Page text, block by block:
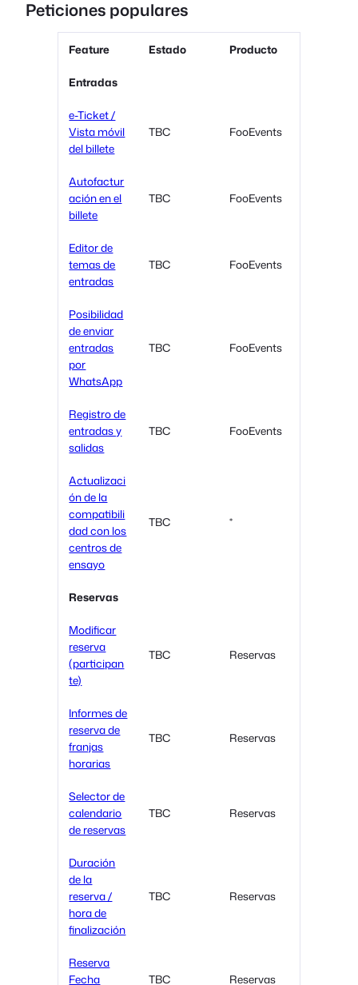
Peticiones populares
Feature Estado Producto
Entradas
e-Ticket /
Vista móvil
del billete
TBC FooEvents
Autofactur
ación en el
billete
TBC FooEvents
Editor de
temas de
entradas
TBC FooEvents
Posibilidad
de enviar
entradas
por
WhatsApp
TBC FooEvents
Registro de
entradas y
salidas
TBC FooEvents
Actualizaci
ón de la
compatibili
dad con los
centros de
ensayo
TBC *
Reservas
Modificar
reserva
(participan
te)
TBC Reservas
Informes de
reserva de
franjas
horarias
TBC Reservas
Selector de
calendario
de reservas
TBC Reservas
Duración
de la
reserva /
hora de
finalización
TBC Reservas
Reserva
Fecha
TBC Reservas